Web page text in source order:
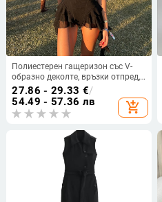
Полиестерен гащеризон със V-
образно деколте, връзки отпред,
без гръб, висока талия
27.86 - 29.33 €/
54.49 - 57.36 лв
add_shopping_cart